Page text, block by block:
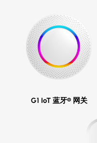
G1 IoT 蓝牙® 网关